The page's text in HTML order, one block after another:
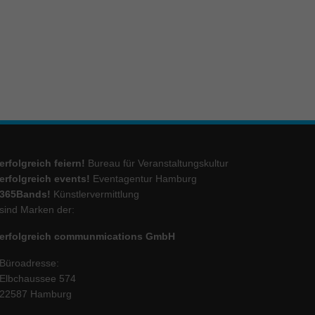
erfolgreich feiern! Bureau für Veranstaltungskultur
erfolgreich events! Eventagentur Hamburg
365Bands! Künstlervermittlung
sind Marken der:
erfolgreich communmications GmbH
Büroadresse:
Elbchaussee 574
22587 Hamburg
Externe Medien